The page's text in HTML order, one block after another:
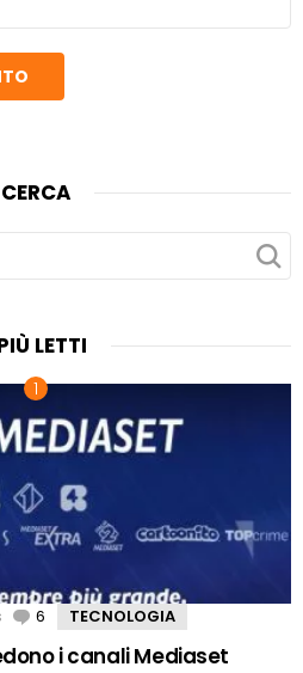
CERCA
LETTI
6 Comments
TECNOLOGIA
i canali Mediaset